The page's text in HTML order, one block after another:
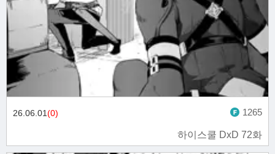
하이스쿨 DxD 72화
26.06.01(0) 1265